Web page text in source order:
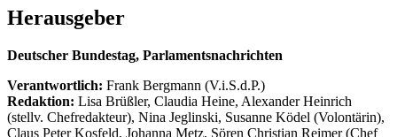
Herausgeber
Deutscher Bundestag, Parlamentsnachrichten
Verantwortlich: Frank Bergmann (V.i.S.d.P.)
Redaktion: Lisa Brüßler, Claudia Heine, Alexander Heinrich
(stellv. Chefredakteur), Nina Jeglinski, Susanne Ködel (Volontärin),
Claus Peter Kosfeld, Johanna Metz, Sören Christian Reimer (Chef